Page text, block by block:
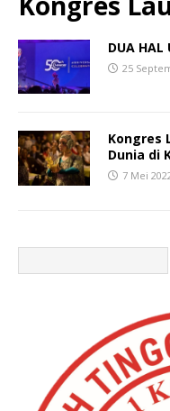
DUA HAL
25
Kongres
Dunia di
7 Mei